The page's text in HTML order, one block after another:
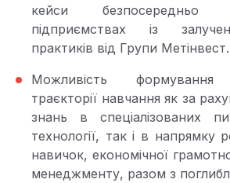
кейси безпосередньо
підприємствах із
практиків від Групи Метінвест.
Можливість формування
траєкторії навчання як за
знань в спеціалізованих
технології, так і в напрямку
навичок, економічної
менеджменту, разом з